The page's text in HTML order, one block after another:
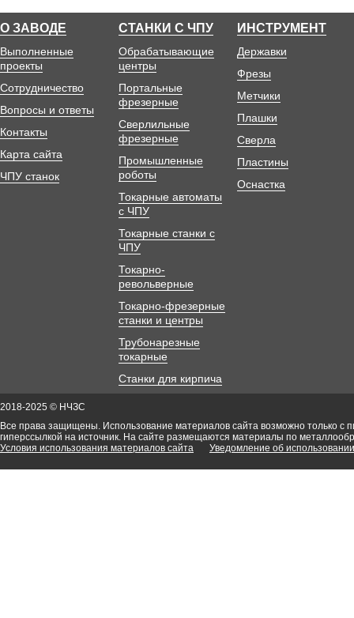
О ЗАВОДЕ
Выполненные
проекты
Сотрудничество
Вопросы и ответы
Контакты
Карта сайта
ЧПУ станок
СТАНКИ С ЧПУ
Обрабатывающие
центры
Портальные
фрезерные
Сверлильные
фрезерные
Промышленные
роботы
Токарные автоматы
с ЧПУ
Токарные станки с
ЧПУ
Токарно-
револьверные
Токарно-фрезерные
станки и центры
Трубонарезные
токарные
Станки для кирпича
ИНСТРУМЕНТ
Державки
Фрезы
Метчики
Плашки
Сверла
Пластины
Оснастка
2018-2025 © НЧЗС
Все права защищены. Использование материалов сайта возможно только с
гиперссылкой на источник. На сайте размещаются материалы по
Условия использования материалов сайта
Уведомление об